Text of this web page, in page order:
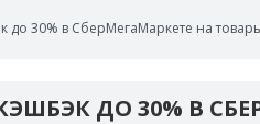
до 30% в СберМегаМаркете на
ДО 30% В